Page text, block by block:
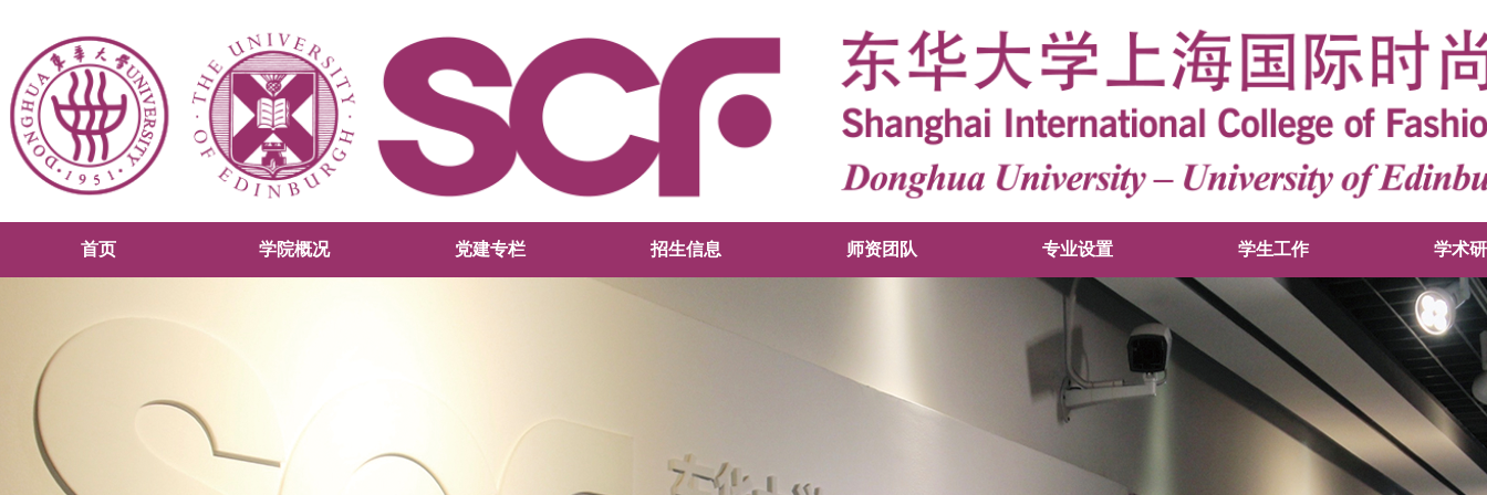
首页 学院概况 党建专栏 招生信息 师资团队 专业设置 学生工作 学术